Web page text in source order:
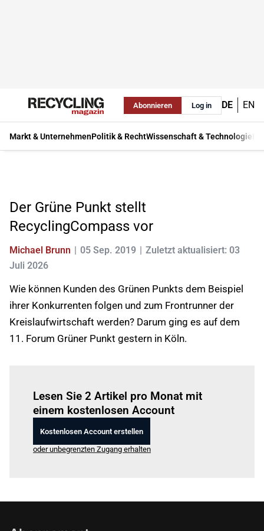
Abonnieren Log in DE EN
Markt & UnternehmenPolitik & RechtWissenschaft & Technologie
Der Grüne Punkt stellt
RecyclingCompass vor
Michael Brunn 05 Sep. 2019
Zuletzt aktualisiert: 03
Juli 2026
Wie können Kunden des Grünen Punkts dem Beispiel
ihrer Konkurrenten folgen und zum Frontrunner der
Kreislaufwirtschaft werden? Darum ging es auf dem
11. Forum Grüner Punkt gestern in Köln.
Lesen Sie 2 Artikel pro Monat mit
einem kostenlosen Account
Kostenlosen Account erstellen
oder unbegrenzten Zugang erhalten